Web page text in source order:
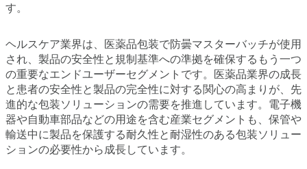
す。
ヘルスケア業界は、医薬品包装で防曇マスターバッチが使用
され、製品の安全性と規制基準への準拠を確保するもう一つ
の重要なエンドユーザーセグメントです。医薬品業界の成長
と患者の安全性と製品の完全性に対する関心の高まりが、先
進的な包装ソリューションの需要を推進しています。電子機
器や自動車部品などの用途を含む産業セグメントも、保管や
輸送中に製品を保護する耐久性と耐湿性のある包装ソリュー
ションの必要性から成長しています。